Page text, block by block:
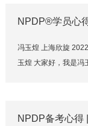
NPDP®学员心
冯玉煌 上海欣旋 2022-12-03
玉煌 大家好，我是
NPDP备考心得